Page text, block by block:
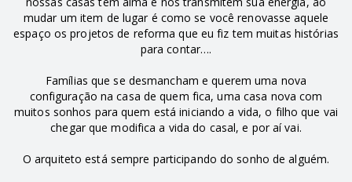
mudar um item de lugar é como se você renovasse aquele
espaço os projetos de reforma que eu fiz tem muitas histórias
para contar….
Famílias que se desmancham e querem uma nova
configuração na casa de quem fica, uma casa nova com
muitos sonhos para quem está iniciando a vida, o filho que vai
chegar que modifica a vida do casal, e por aí vai.
O arquiteto está sempre participando do sonho de alguém.